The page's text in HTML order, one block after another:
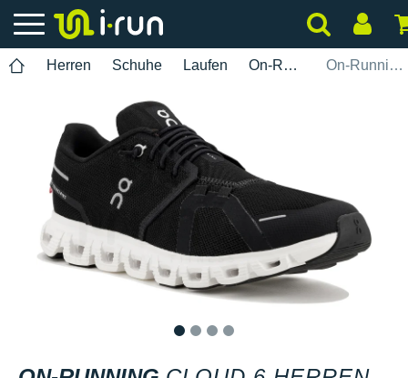
Herren Schuhe Laufen On-Running On-Running Cloud 6 Herren